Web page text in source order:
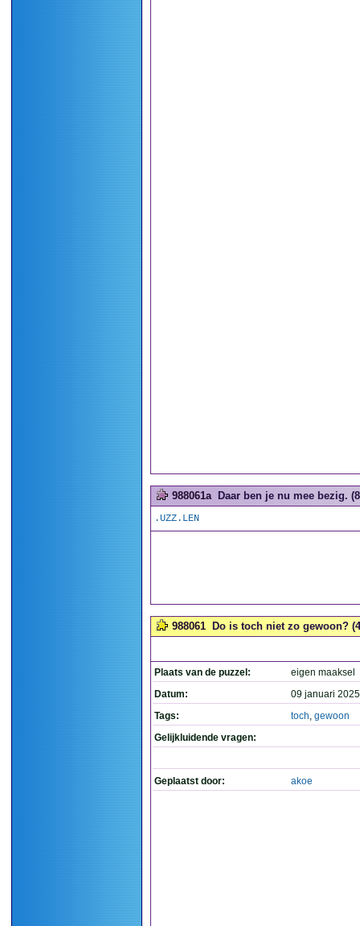
988061a Daar ben je nu mee bezig.
.UZZ.LEN
988061 Do is toch niet zo gewoon?
Plaats van de puzzel:
eigen maaksel
Datum:
09 januari
Tags:
toch, gewoon
Gelijkluidende vragen:
Geplaatst door: akoe